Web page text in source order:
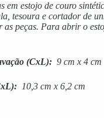
em estojo de couro
tesoura e cortador de
peças. Para abrir o
(CxL): 9 cm x 4 cm
10,3 cm x 6,2 cm